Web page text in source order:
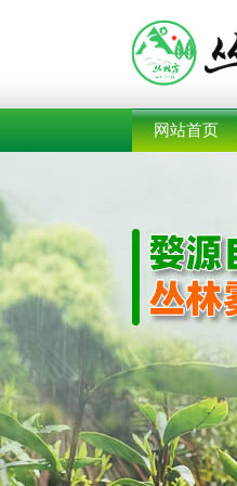
网站首页